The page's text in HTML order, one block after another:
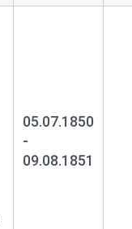
05.07.1850
-
09.08.1851